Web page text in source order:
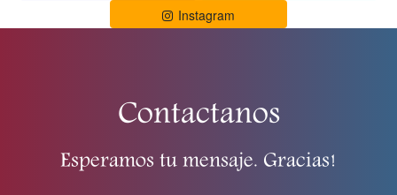
Instagram
Contactanos
Esperamos tu mensaje. Gracias!